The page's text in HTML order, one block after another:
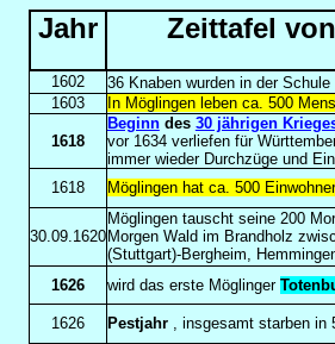
Jahr Zeittafel
1602
36 Knaben wurden in der
1603
In Möglingen leben ca. 500
1618
Beginndes 30 jährigen
vor 1634 verliefen für
immer wieder Durchzüge und
1618
Möglingen hat ca. 500 Einwohner
30.09.1620
Möglingen tauscht seine 200
Morgen Wald im Brandholz
(Stuttgart)-Bergheim,
1626
wird das erste Möglinger
1626 Pestjahr, insgesamt starben in